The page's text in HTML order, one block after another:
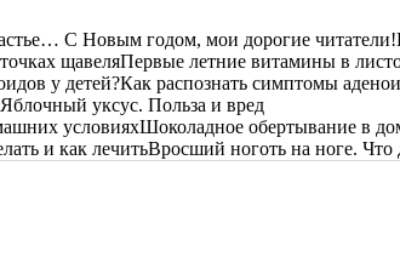
Первые летние витамины в
Как распознать симптомы
Яблочный уксус. Польза и вред
Шоколадное обертывание в
Вросший ноготь на ноге. Что